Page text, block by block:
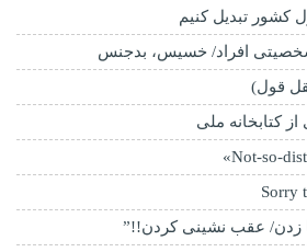
کشور تبدیل کنیم
افراد/ خسیس، بدجنس
از کتابخانه ملی
Sorry
زدن/ عقب نشینی کردن!!”